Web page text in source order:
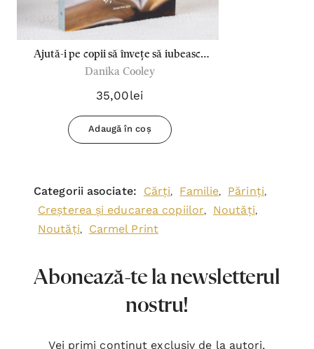
Ajută-i pe copii să învețe să iubească
Biblia - Danika Cooley
Danika Cooley
35,00lei
Adaugă în coș
Categorii asociate: Cărți, Familie, Părinți,
Creșterea și educarea copiilor, Noutăți,
Noutăți, Carmel Print
Abonează-te la newsletterul
nostru!
Vei primi conținut exclusiv de la autori,